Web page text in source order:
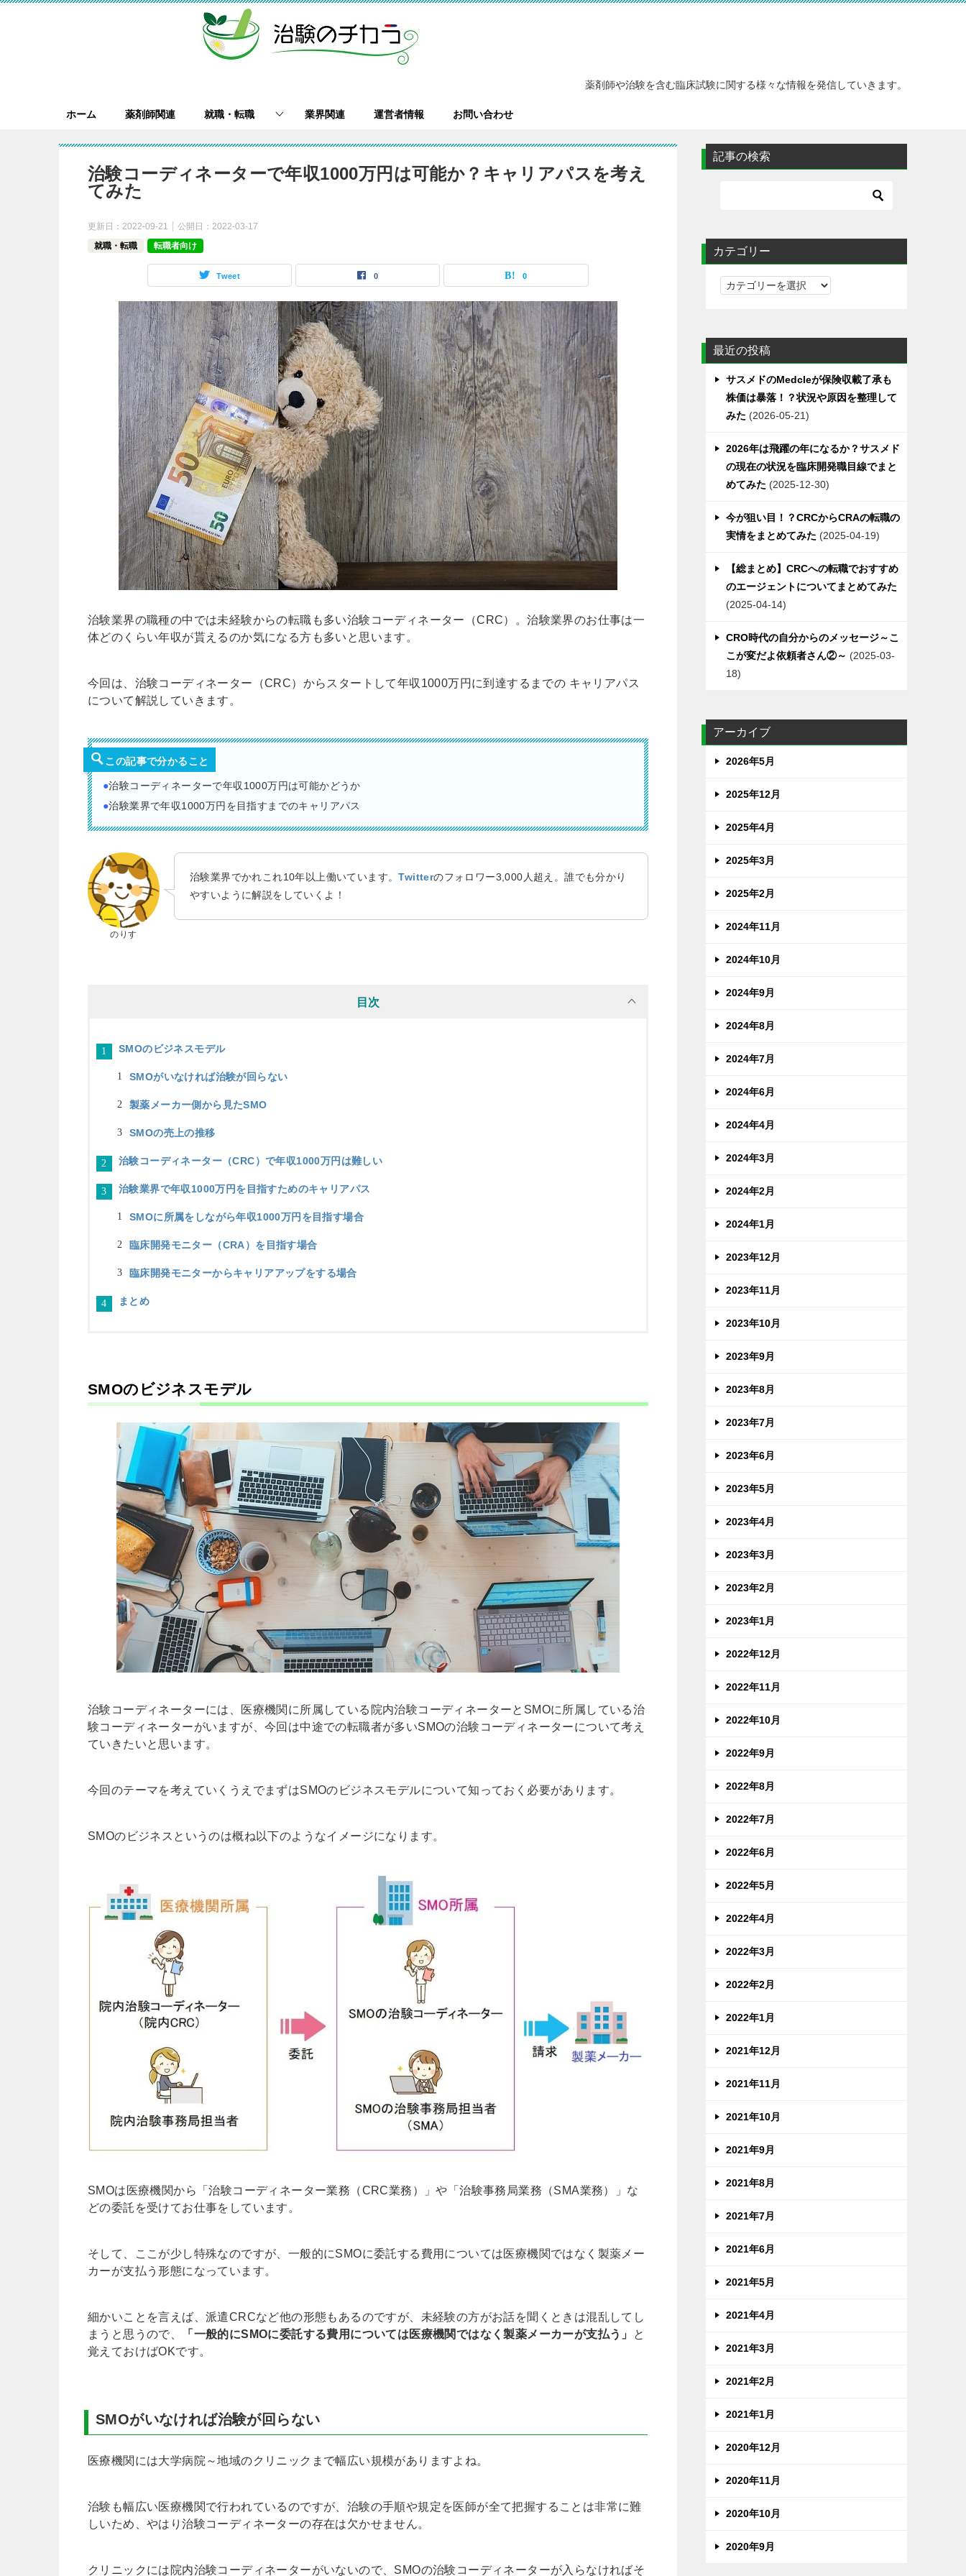
薬剤師や治験を含む臨床試験に関する様々な情報を発信していきます。
ホーム 薬剤師関連 就職・転職 業界関連 運営者情報 お問い合わせ
治験コーディネーターで年収1000万円は可能か？キャリアパスを考え
てみた
更新日： 2022-09-21 公開日： 2022-03-17
就職・転職
転職者向け
Tweet 0 0
治験業界の職種の中では未経験からの転職も多い治験コーディネーター（CRC）。治験業界のお仕事は一
体どのくらい年収が貰えるのか気になる方も多いと思います。
今回は、治験コーディネーター（CRC）からスタートして年収1000万円に到達するまでの キャリアパス
について解説していきます。
この記事で分かること
●治験コーディネーターで年収1000万円は可能かどうか
●治験業界で年収1000万円を目指すまでのキャリアパス
のりす
治験業界でかれこれ10年以上働いています。Twitterのフォロワー3,000人超え。誰でも分かり
やすいように解説をしていくよ！
目次
SMOのビジネスモデル
SMOがいなければ治験が回らない
製薬メーカー側から見たSMO
SMOの売上の推移
治験コーディネーター（CRC）で年収1000万円は難しい
治験業界で年収1000万円を目指すためのキャリアパス
SMOに所属をしながら年収1000万円を目指す場合
臨床開発モニター（CRA）を目指す場合
臨床開発モニターからキャリアアップをする場合
まとめ
SMOのビジネスモデル
治験コーディネーターには、医療機関に所属している院内治験コーディネーターとSMOに所属している治
験コーディネーターがいますが、今回は中途での転職者が多いSMOの治験コーディネーターについて考え
ていきたいと思います。
今回のテーマを考えていくうえでまずはSMOのビジネスモデルについて知っておく必要があります。
SMOのビジネスというのは概ね以下のようなイメージになります。
SMOは医療機関から「治験コーディネーター業務（CRC業務）」や「治験事務局業務（SMA業務）」な
どの委託を受けてお仕事をしています。
そして、ここが少し特殊なのですが、一般的にSMOに委託する費用については医療機関ではなく製薬メー
カーが支払う形態になっています。
細かいことを言えば、派遣CRCなど他の形態もあるのですが、未経験の方がお話を聞くときは混乱してし
まうと思うので、
「一般的にSMOに委託する費用については医療機関ではなく製薬メーカーが支払う」
と
覚えておけばOKです。
SMOがいなければ治験が回らない
医療機関には大学病院～地域のクリニックまで幅広い規模がありますよね。
治験も幅広い医療機関で行われているのですが、治験の手順や規定を医師が全て把握することは非常に難
しいため、やはり治験コーディネーターの存在は欠かせません。
クリニックには院内治験コーディネーターがいないので、SMOの治験コーディネーターが入らなければそ
記事の検索
カテゴリー
カ
リ
ー
最近の投稿
サスメドのMedcleが保険収載了承も
株価は暴落！？状況や原因を整理して
みた
2026-05-21
2026年は飛躍の年になるか？サスメド
の現在の状況を臨床開発職目線でまと
めてみた
2025-12-30
今が狙い目！？CRCからCRAの転職の
実情をまとめてみた
2025-04-19
【総まとめ】CRCへの転職でおすすめ
のエージェントについてまとめてみた
2025-04-14
CRO時代の自分からのメッセージ～こ
こが変だよ依頼者さん②～
2025-03-
18
アーカイブ
2026年5月
2025年12月
2025年4月
2025年3月
2025年2月
2024年11月
2024年10月
2024年9月
2024年8月
2024年7月
2024年6月
2024年4月
2024年3月
2024年2月
2024年1月
2023年12月
2023年11月
2023年10月
2023年9月
2023年8月
2023年7月
2023年6月
2023年5月
2023年4月
2023年3月
2023年2月
2023年1月
2022年12月
2022年11月
2022年10月
2022年9月
2022年8月
2022年7月
2022年6月
2022年5月
2022年4月
2022年3月
2022年2月
2022年1月
2021年12月
2021年11月
2021年10月
2021年9月
2021年8月
2021年7月
2021年6月
2021年5月
2021年4月
2021年3月
2021年2月
2021年1月
2020年12月
2020年11月
2020年10月
2020年9月